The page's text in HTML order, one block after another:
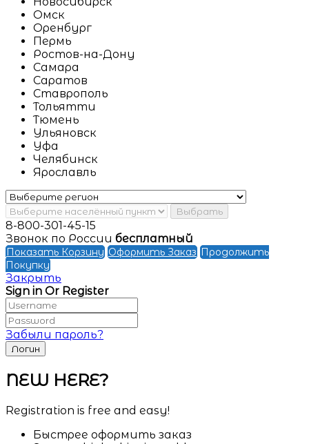
Омск
Оренбург
Пермь
Ростов-на-Дону
Самара
Саратов
Ставрополь
Тольятти
Тюмень
Ульяновск
Уфа
Челябинск
Ярославль
Выбрать
8-800-301-45-15
Звонок по России бесплатный
Показать Корзину Оформить Заказ Продолжить
Покупку
Закрыть
Sign in Or Register
Забыли пароль?
NEW HERE?
Registration is free and easy!
Быстрее оформить заказ